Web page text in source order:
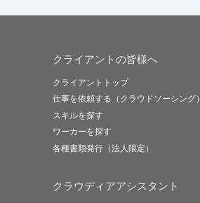
クライアントの皆様へ
クライアントトップ
仕事を依頼する（クラウドソーシング）
スキルを探す
ワーカーを探す
各種書類発行（法人限定）
クラウディアアシスタント